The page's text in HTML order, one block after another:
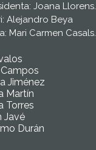
Joana Llorens.
Alejandro Beya
Mari Carmen Casals.
Jiménez
Martín
Torres
Javé
Durán